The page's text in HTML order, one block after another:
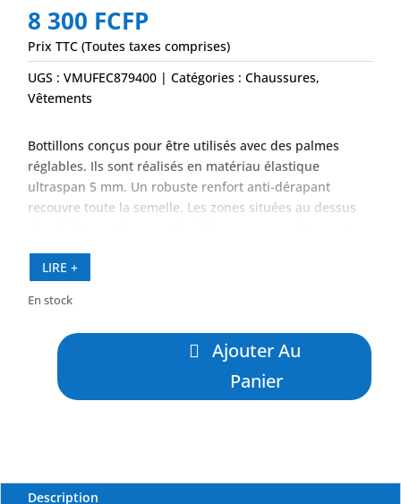
8 300 FCFP
Prix TTC (Toutes taxes comprises)
UGS :VMUFEC879400 Catégories :Chaussures,
Vêtements
Bottillons conçus pour être utilisés avec des palmes
réglables. Ils sont réalisés en matériau élastique
ultraspan 5 mm. Un robuste renfort anti-dérapant
recouvre toute la semelle. Les zones situées au dessus
LIRE +
En stock
quantité
Ultraspan
Ajouter Au
Panier
Description